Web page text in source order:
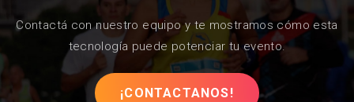
Contactá con nuestro equipo y te mostramos cómo esta
tecnología puede potenciar tu evento.
¡CONTACTANOS!